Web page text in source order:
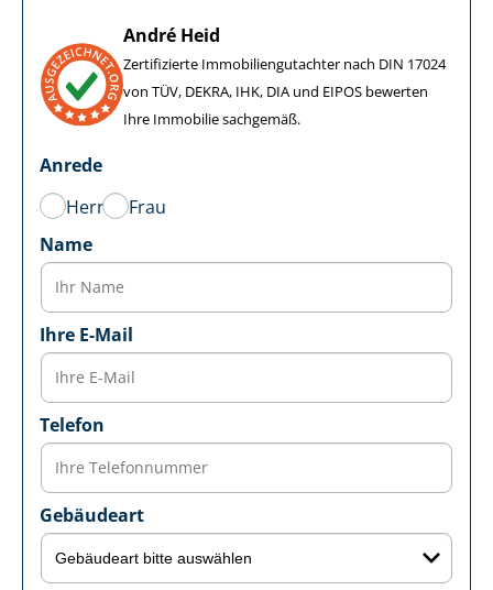
André Heid
Zertifizierte Im­mo­bi­li­en­gut­ach­ter nach DIN 17024
von TÜV, DEKRA, IHK, DIA und EIPOS bewerten
Ihre Immobilie sachgemäß.
Anrede
Herr
Frau
Name
Ihre E-Mail
Telefon
Gebäudeart